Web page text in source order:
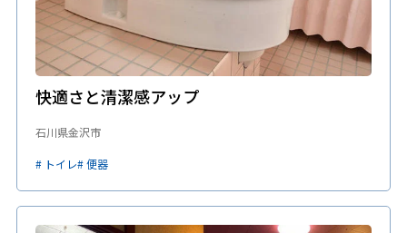
快適さと清潔感アップ
石川県金沢市
# トイレ# 便器